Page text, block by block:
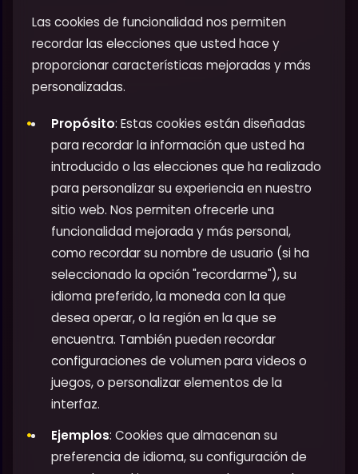
Las cookies de funcionalidad nos permiten
recordar las elecciones que usted hace y
proporcionar características mejoradas y más
personalizadas.
Propósito: Estas cookies están diseñadas
para recordar la información que usted ha
introducido o las elecciones que ha realizado
para personalizar su experiencia en nuestro
sitio web. Nos permiten ofrecerle una
funcionalidad mejorada y más personal,
como recordar su nombre de usuario (si ha
seleccionado la opción "recordarme"), su
idioma preferido, la moneda con la que
desea operar, o la región en la que se
encuentra. También pueden recordar
configuraciones de volumen para videos o
juegos, o personalizar elementos de la
interfaz.
Ejemplos: Cookies que almacenan su
preferencia de idioma, su configuración de